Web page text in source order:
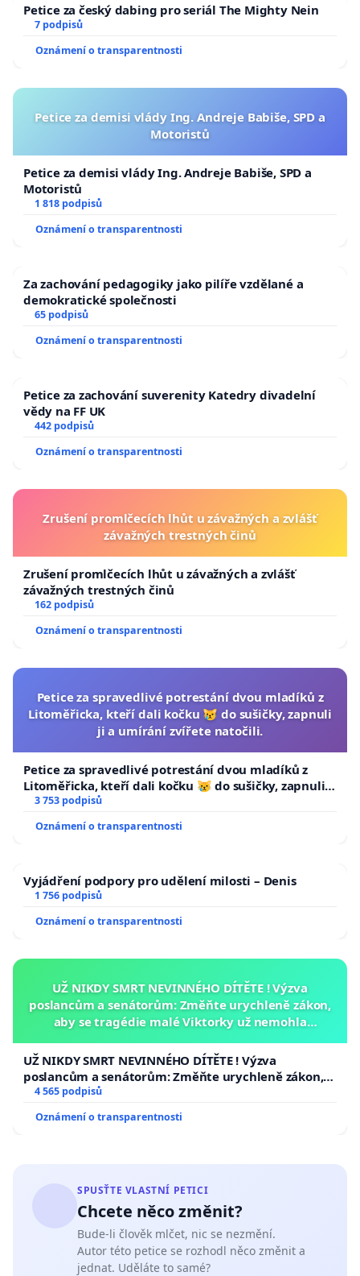
Petice za český dabing pro seriál The Mighty Nein
7 podpisů
Oznámení o transparentnosti
Petice za demisi vlády Ing. Andreje Babiše, SPD a
Motoristů
Petice za demisi vlády Ing. Andreje Babiše, SPD a
Motoristů
1 818 podpisů
Oznámení o transparentnosti
Za zachování pedagogiky jako pilíře vzdělané a
demokratické společnosti
65 podpisů
Oznámení o transparentnosti
Petice za zachování suverenity Katedry divadelní
vědy na FF UK
442 podpisů
Oznámení o transparentnosti
Zrušení promlčecích lhůt u závažných a zvlášť
závažných trestných činů
Zrušení promlčecích lhůt u závažných a zvlášť
závažných trestných činů
162 podpisů
Oznámení o transparentnosti
Petice za spravedlivé potrestání dvou mladíků z
Litoměřicka, kteří dali kočku 😿 do sušičky, zapnuli
ji a umírání zvířete natočili.
Petice za spravedlivé potrestání dvou mladíků z
Litoměřicka, kteří dali kočku 😿 do sušičky, zapnuli ji
a umírání zvířete natočili.
3 753 podpisů
Oznámení o transparentnosti
Vyjádření podpory pro udělení milosti – Denis
1 756 podpisů
Oznámení o transparentnosti
UŽ NIKDY SMRT NEVINNÉHO DÍTĚTE ! Výzva
poslancům a senátorům: Změňte urychleně zákon,
aby se tragédie malé Viktorky už nemohla
UŽ NIKDY SMRT NEVINNÉHO DÍTĚTE ! Výzva
poslancům a senátorům: Změňte urychleně zákon,
aby se tragédie malé Viktorky už nemohla opakovat!
4 565 podpisů
Oznámení o transparentnosti
SPUSŤTE VLASTNÍ PETICI
Chcete něco změnit?
Bude-li člověk mlčet, nic se nezmění.
Autor této petice se rozhodl něco změnit a
jednat. Uděláte to samé?